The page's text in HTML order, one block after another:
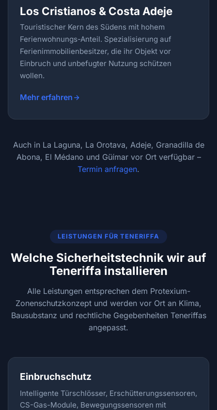
Los Cristianos & Costa Adeje
Touristischer Kern des Südens mit hohem
Ferienwohnungs-Anteil. Spezialisierung auf
Ferienimmobilien­besitzer, die ihr Objekt vor
Einbruch und unbefugter Nutzung schützen
wollen.
Mehr erfahren
Auch in La Laguna, La Orotava, Adeje, Granadilla de
Abona, El Médano und Güímar vor Ort verfügbar –
Termin anfragen.
LEISTUNGEN FÜR TENERIFFA
Welche Sicherheitstechnik wir auf
Teneriffa installieren
Alle Leistungen entsprechen dem Protexium-
Zonenschutzkonzept und werden vor Ort an Klima,
Bausubstanz und rechtliche Gegebenheiten Teneriffas
angepasst.
Einbruchschutz
Intelligente Türschlösser, Erschütterungssensoren,
CS-Gas-Module, Bewegungssensoren mit